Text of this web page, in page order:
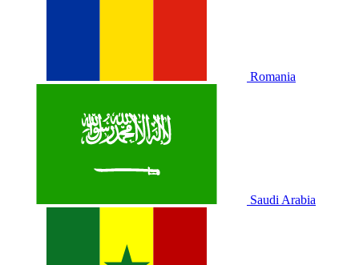
Romania
Saudi Arabia